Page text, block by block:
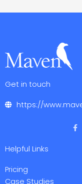
Get in touch
https://
F
a
Helpful Links
Pricing
Case Studies